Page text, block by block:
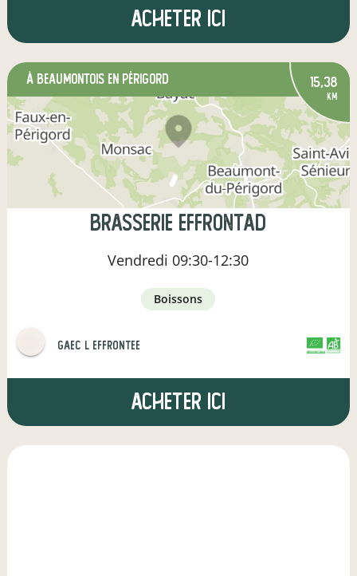
Acheter ici
à Beaumontois en Périgord 15,38
km
brasserie effrontad
Vendredi 09:30-12:30
boissons
gaec l effrontee
Acheter ici